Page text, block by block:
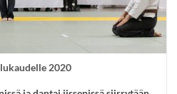
2020